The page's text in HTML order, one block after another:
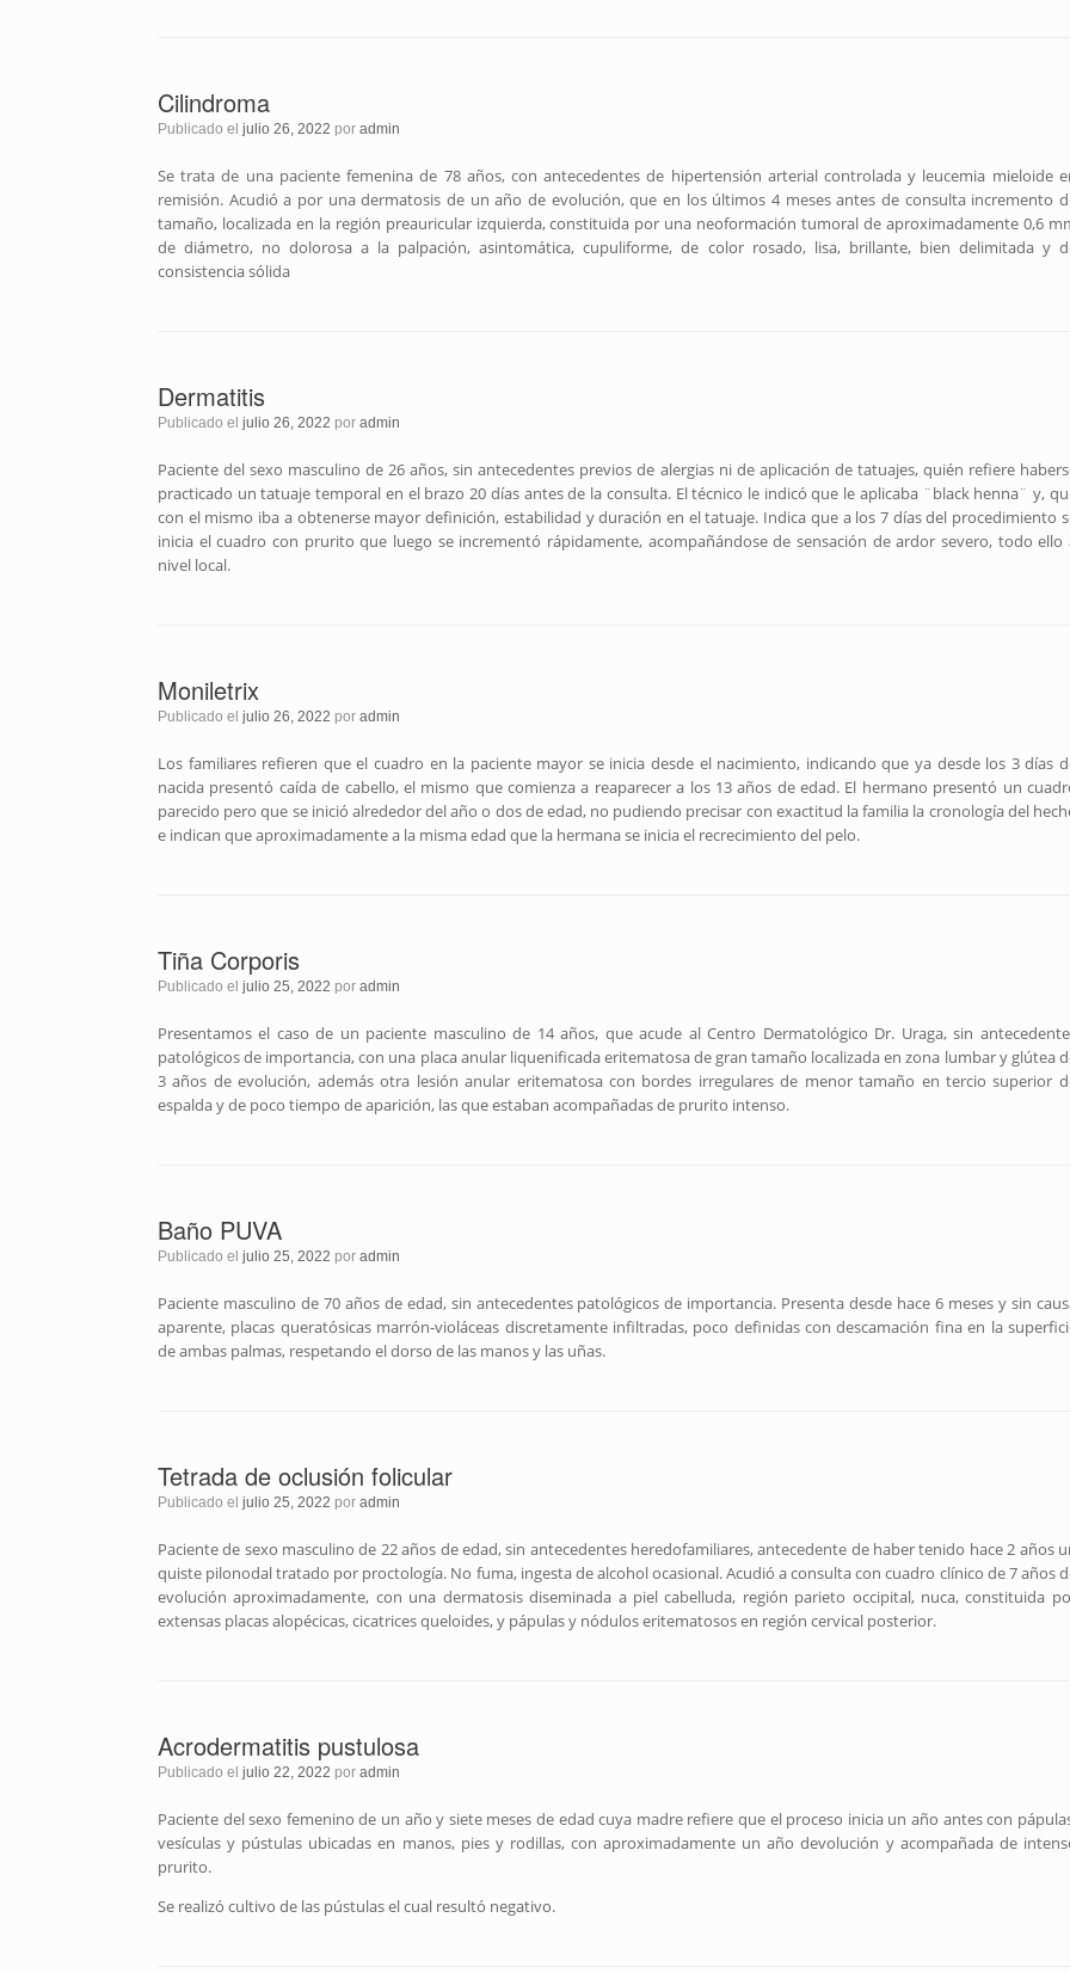
Cilindroma
Publicado el julio 26, 2022 por admin
Se trata de una paciente femenina de 78 años, con antecedentes de hipertensión arterial controlada y leucemia mieloide
remisión. Acudió a por una dermatosis de un año de evolución, que en los últimos 4 meses antes de consulta incremento
tamaño, localizada en la región preauricular izquierda, constituida por una neoformación tumoral de aproximadamente 0,6
de diámetro, no dolorosa a la palpación, asintomática, cupuliforme, de color rosado, lisa, brillante, bien delimitada y
consistencia sólida
Dermatitis
Publicado el julio 26, 2022 por admin
Paciente del sexo masculino de 26 años, sin antecedentes previos de alergias ni de aplicación de tatuajes, quién refiere
practicado un tatuaje temporal en el brazo 20 días antes de la consulta. El técnico le indicó que le aplicaba ¨black henna¨ y,
con el mismo iba a obtenerse mayor definición, estabilidad y duración en el tatuaje. Indica que a los 7 días del procedimiento
inicia el cuadro con prurito que luego se incrementó rápidamente, acompañándose de sensación de ardor severo, todo ello
nivel local.
Moniletrix
Publicado el julio 26, 2022 por admin
Los familiares refieren que el cuadro en la paciente mayor se inicia desde el nacimiento, indicando que ya desde los 3 días
nacida presentó caída de cabello, el mismo que comienza a reaparecer a los 13 años de edad. El hermano presentó un
parecido pero que se inició alrededor del año o dos de edad, no pudiendo precisar con exactitud la familia la cronología del
e indican que aproximadamente a la misma edad que la hermana se inicia el recrecimiento del pelo.
Tiña Corporis
Publicado el julio 25, 2022 por admin
Presentamos el caso de un paciente masculino de 14 años, que acude al Centro Dermatológico Dr. Uraga, sin
patológicos de importancia, con una placa anular liquenificada eritematosa de gran tamaño localizada en zona lumbar y glútea
3 años de evolución, además otra lesión anular eritematosa con bordes irregulares de menor tamaño en tercio superior
espalda y de poco tiempo de aparición, las que estaban acompañadas de prurito intenso.
Baño PUVA
Publicado el julio 25, 2022 por admin
Paciente masculino de 70 años de edad, sin antecedentes patológicos de importancia. Presenta desde hace 6 meses y sin
aparente, placas queratósicas marrón-violáceas discretamente infiltradas, poco definidas con descamación fina en la
de ambas palmas, respetando el dorso de las manos y las uñas.
Tetrada de oclusión folicular
Publicado el julio 25, 2022 por admin
Paciente de sexo masculino de 22 años de edad, sin antecedentes heredofamiliares, antecedente de haber tenido hace 2 años
quiste pilonodal tratado por proctología. No fuma, ingesta de alcohol ocasional. Acudió a consulta con cuadro clínico de 7 años
evolución aproximadamente, con una dermatosis diseminada a piel cabelluda, región parieto occipital, nuca, constituida
extensas placas alopécicas, cicatrices queloides, y pápulas y nódulos eritematosos en región cervical posterior.
Acrodermatitis pustulosa
Publicado el julio 22, 2022 por admin
Paciente del sexo femenino de un año y siete meses de edad cuya madre refiere que el proceso inicia un año antes con
vesículas y pústulas ubicadas en manos, pies y rodillas, con aproximadamente un año devolución y acompañada de
prurito.
Se realizó cultivo de las pústulas el cual resultó negativo.